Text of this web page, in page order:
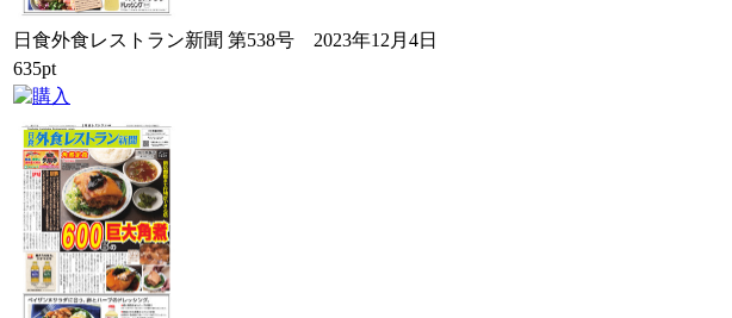
日食外食レストラン新聞 第538号 2023年12月4日
635pt